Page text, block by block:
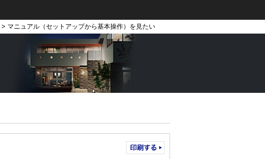
> マニュアル（セットアップから基本操作）を見たい